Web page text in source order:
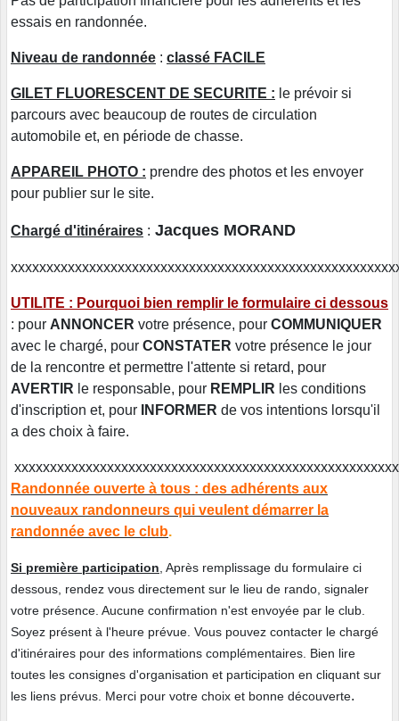
essais en randonnée.
Niveau de randonnée : classé FACILE
GILET FLUORESCENT DE SECURITE : le prévoir si
parcours avec beaucoup de routes de circulation
automobile et, en période de chasse.
APPAREIL PHOTO : prendre des photos et les envoyer
pour publier sur le site.
Chargé d'itinéraires : Jacques MORAND
UTILITE : Pourquoi bien remplir le formulaire ci dessous
: pour ANNONCER votre présence, pour COMMUNIQUER
avec le chargé, pour CONSTATER votre présence le jour
de la rencontre et permettre l'attente si retard, pour
AVERTIR le responsable, pour REMPLIR les conditions
d'inscription et, pour
INFORMER de vos intentions lorsqu'il
a des choix à faire.
Randonnée ouverte à tous : des adhérents aux
nouveaux randonneurs qui veulent démarrer la
randonnée avec le club.
Si première participation , Après remplissage du formulaire ci
dessous, rendez vous directement sur le lieu de rando, signaler
votre présence. Aucune confirmation n'est envoyée par le club.
Soyez présent à l'heure prévue. Vous pouvez contacter le chargé
d'itinéraires pour des informations complémentaires. Bien lire
toutes les consignes d'organisation et participation en cliquant sur
les liens prévus. Merci pour votre choix et bonne découverte.